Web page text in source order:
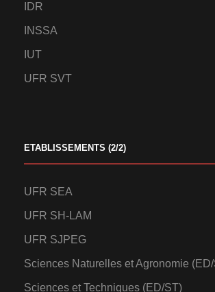
IDR
INSSA
IUT
UFR SVT
ETABLISSEMENTS (2/2)
UFR SEA
UFR SH-LAM
UFR SJPEG
Sciences Naturelles et Agronomie
Sciences et Techniques (ED/ST)